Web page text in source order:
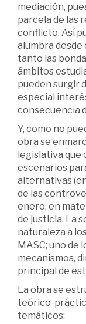
mediación,
parcela de las
conflicto. Así
alumbra
tanto las
ámbitos
pueden surgir
especial
consecuencia
Y, como no
obra se
legislativa que
escenarios
alternativas
de las
enero, en
de justicia. La
naturaleza a
MASC; uno de
mecanismos,
principal de
La obra se
teórico-
temáticos: